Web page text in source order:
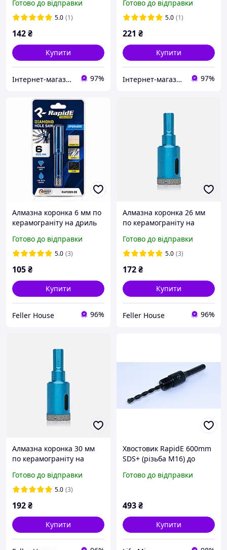
напайками, Rapide 14 мм
(R0419)
Готово до відправки
5.0 (1)
142₴
Купити
Інтернет-магазин інструменту "РЕЗЕРВ" 97%
напайками, Rapide 25 мм
(RU-25)
Готово до відправки
5.0 (1)
221 ₴
Купити
Інтернет-магазин інструменту "РЕЗЕРВ" 97%
Алмазна коронка 6 мм по
керамограніту на дриль
Готово до відправки
5.0 (3)
105₴
Купити
Feller House 96%
Алмазна коронка 26 мм
по керамограніту на
Готово до відправки
5.0 (3)
172₴
Купити
Feller House 96%
Алмазна коронка 30 мм
по керамограніту на
Готово до відправки
5.0 (3)
192₴
Купити
Хвостовик RapidE 600mm
SDS+ (різьба М16) до
Готово до відправки
493₴
Купити